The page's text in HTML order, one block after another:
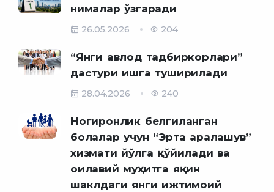
нималар ўзгаради
26.05.2026 204
“Янги авлод тадбиркорлари”
дастури ишга туширилади
28.04.2026 240
Ногиронлик белгиланган
болалар учун “Эрта аралашув”
хизмати йўлга қўйилади ва
оилавий муҳитга яқин
шаклдаги янги ижтимоий